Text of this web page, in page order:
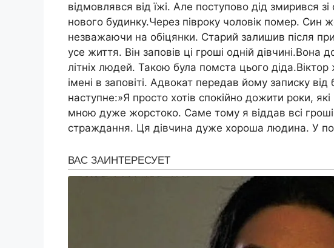
відмовлявся від їжі. Але поступово дід змирився
нового будинку.Через півроку чоловік помер. Син
незважаючи на обіцянки. Старий залишив після
усе життя. Він заповів ці гроші одній
літніх людей. Такою була помста цього
імені в заповіті. Адвокат передав йому записку
наступне:»Я просто хотів спокійно дожити роки,
мною дуже жорстоко. Саме тому я віддав всі гроші
страждання. Ця дівчина дуже хороша людина. У